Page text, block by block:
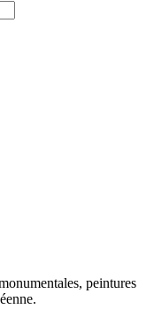
peintures